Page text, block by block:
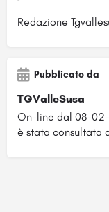
Redazione
Pubblicato da
TGValleSusa
On-line dal 08-
è stata consultata